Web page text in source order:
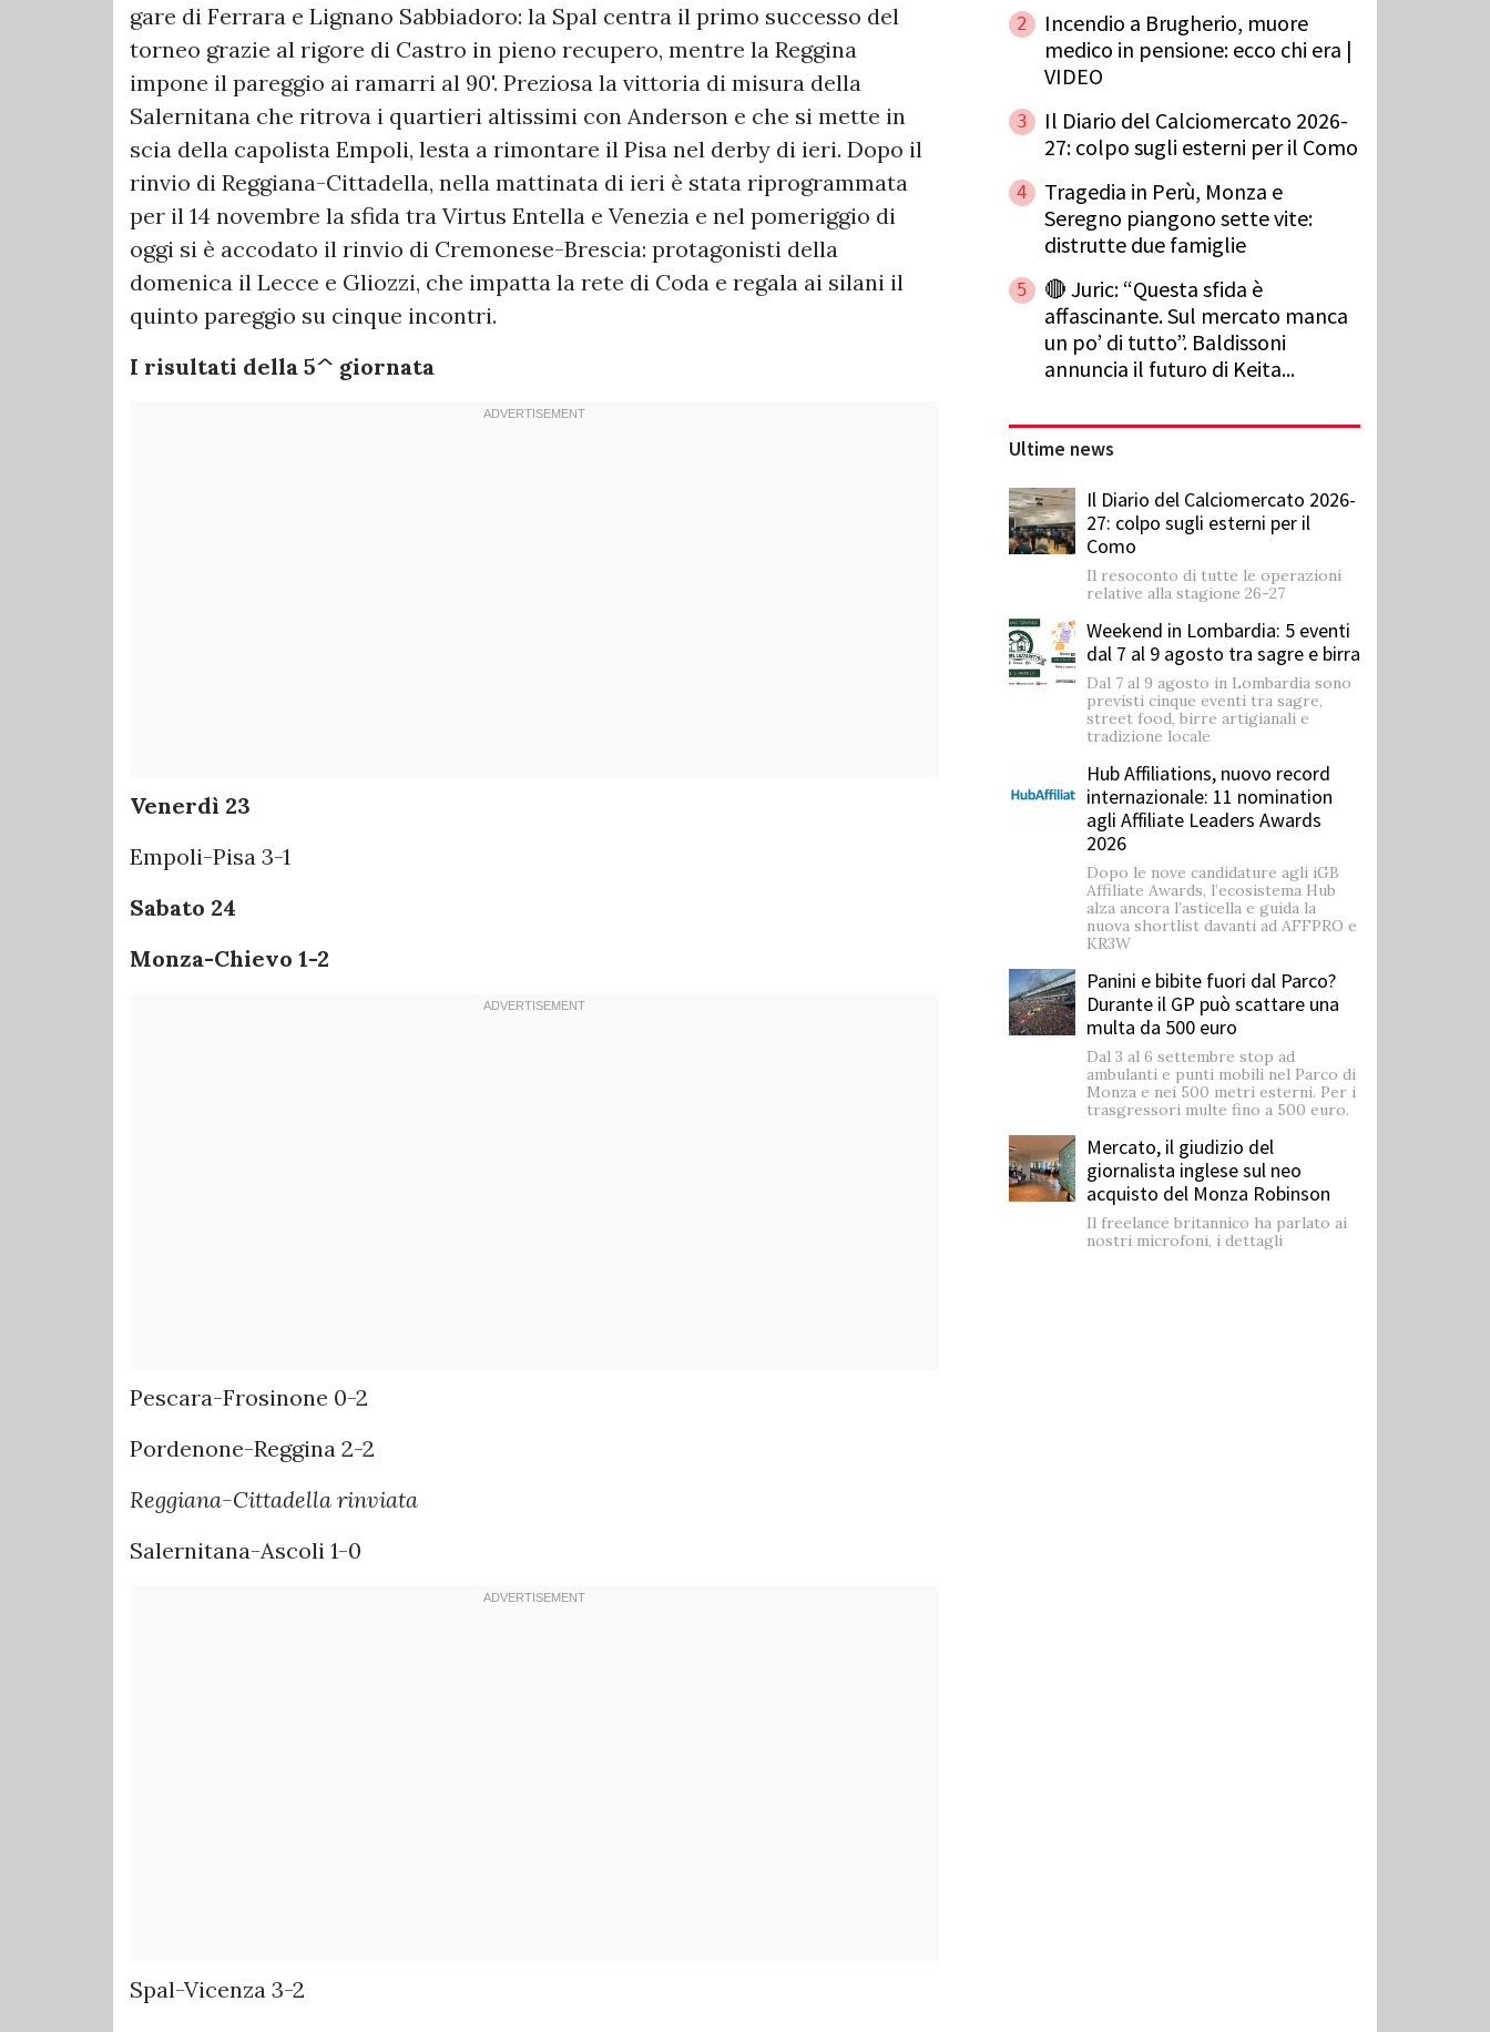
gare di Ferrara e Lignano Sabbiadoro: la Spal centra il primo successo del
torneo grazie al rigore di Castro in pieno recupero, mentre la Reggina
impone il pareggio ai ramarri al 90'. Preziosa la vittoria di misura della
Salernitana che ritrova i quartieri altissimi con Anderson e che si mette in
scia della capolista Empoli, lesta a rimontare il Pisa nel derby di ieri. Dopo il
rinvio di Reggiana-Cittadella, nella mattinata di ieri è stata riprogrammata
per il 14 novembre la sfida tra Virtus Entella e Venezia e nel pomeriggio di
oggi si è accodato il rinvio di Cremonese-Brescia: protagonisti della
domenica il Lecce e Gliozzi, che impatta la rete di Coda e regala ai silani il
quinto pareggio su cinque incontri.
I risultati della 5^ giornata
Venerdì 23
Empoli-Pisa 3-1
Sabato 24
Monza-Chievo 1-2
Pescara-Frosinone 0-2
Pordenone-Reggina 2-2
Reggiana-Cittadella rinviata
Salernitana-Ascoli 1-0
Spal-Vicenza 3-2
2
Incendio a Brugherio, muore
medico in pensione: ecco chi era |
VIDEO
3
Il Diario del Calciomercato 2026-
27: colpo sugli esterni per il Como
4
Tragedia in Perù, Monza e
Seregno piangono sette vite:
distrutte due famiglie
5
🔴 Juric: “Questa sfida è
affascinante. Sul mercato manca
un po’ di tutto”. Baldissoni
annuncia il futuro di Keita...
Ultime news
Il Diario del Calciomercato 2026-
27: colpo sugli esterni per il
Como
Il resoconto di tutte le operazioni
relative alla stagione 26-27
Weekend in Lombardia: 5 eventi
dal 7 al 9 agosto tra sagre e birra
Dal 7 al 9 agosto in Lombardia sono
previsti cinque eventi tra sagre,
street food, birre artigianali e
tradizione locale
Hub Affiliations, nuovo record
internazionale: 11 nomination
agli Affiliate Leaders Awards
2026
Dopo le nove candidature agli iGB
Affiliate Awards, l’ecosistema Hub
alza ancora l’asticella e guida la
nuova shortlist davanti ad AFFPRO e
KR3W
Panini e bibite fuori dal Parco?
Durante il GP può scattare una
multa da 500 euro
Dal 3 al 6 settembre stop ad
ambulanti e punti mobili nel Parco di
Monza e nei 500 metri esterni. Per i
trasgressori multe fino a 500 euro.
Mercato, il giudizio del
giornalista inglese sul neo
acquisto del Monza Robinson
Il freelance britannico ha parlato ai
nostri microfoni, i dettagli